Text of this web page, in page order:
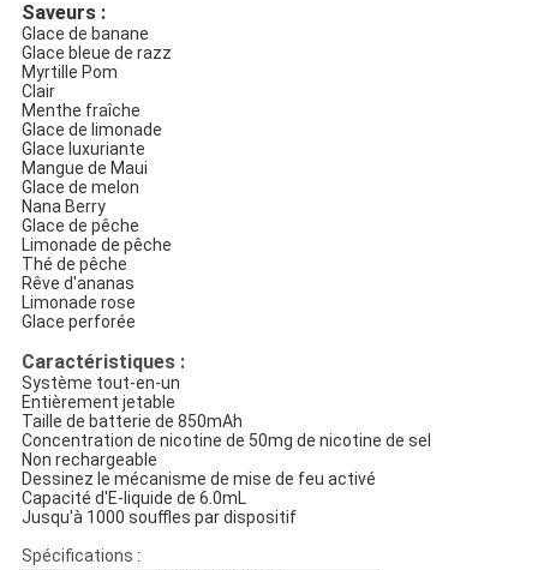
Saveurs :
Glace de banane
Glace bleue de razz
Myrtille Pom
Clair
Menthe fraîche
Glace de limonade
Glace luxuriante
Mangue de Maui
Glace de melon
Nana Berry
Glace de pêche
Limonade de pêche
Thé de pêche
Rêve d'ananas
Limonade rose
Glace perforée
Caractéristiques :
Système tout-en-un
Entièrement jetable
Taille de batterie de 850mAh
Concentration de nicotine de 50mg de nicotine de sel
Non rechargeable
Dessinez le mécanisme de mise de feu activé
Capacité d'E-liquide de 6.0mL
Jusqu'à 1000 souffles par dispositif
Spécifications :